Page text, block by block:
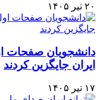
۲۰ تیر ۱۴۰۵
ایران جایگزین کردند
۱۷ تیر ۱۴۰۵